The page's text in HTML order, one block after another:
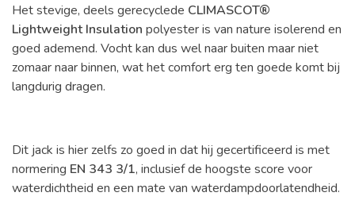
Het stevige, deels gerecyclede CLIMASCOT®
Lightweight Insulation polyester is van nature isolerend en
goed ademend. Vocht kan dus wel naar buiten maar niet
zomaar naar binnen, wat het comfort erg ten goede komt bij
langdurig dragen.
Dit jack is hier zelfs zo goed in dat hij gecertificeerd is met
normering EN 343 3/1, inclusief de hoogste score voor
waterdichtheid en een mate van waterdampdoorlatendheid.